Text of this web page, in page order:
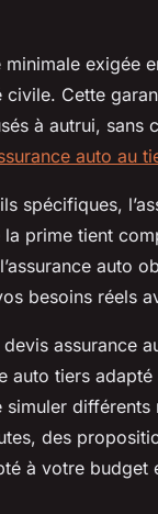
minimale exigée
civile. Cette
à autrui, sans
auto au
spécifiques,
prime tient
auto
besoins réels
assurance
auto tiers
simuler différents
des
à votre budget